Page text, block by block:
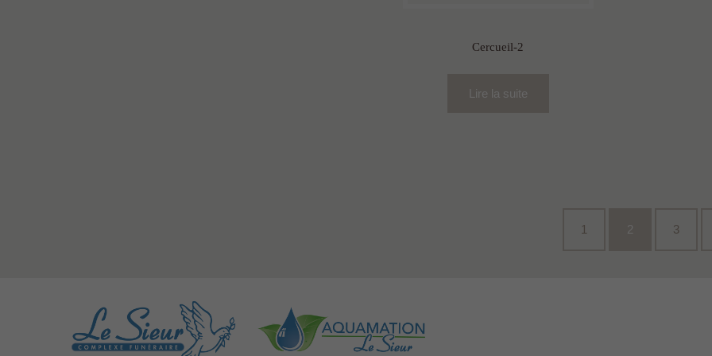
Cercueil-2
Lire la suite
1 2 3